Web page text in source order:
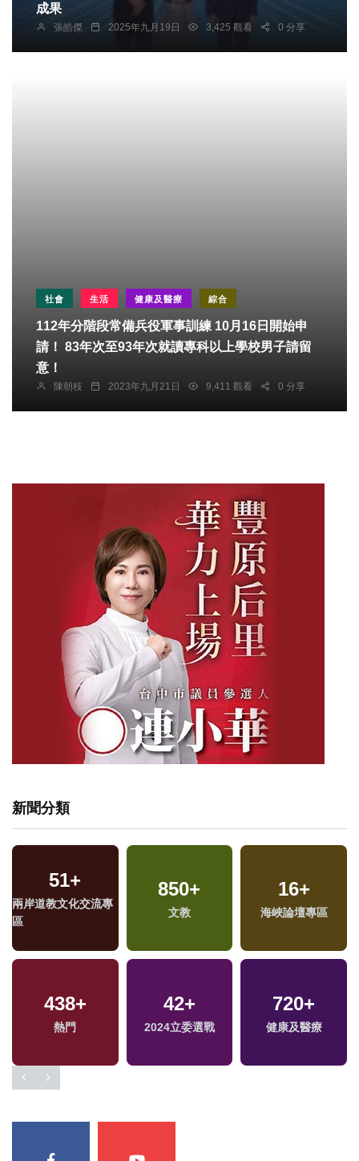
成果
張皓傑 2025年九月19日 3,425 觀看 0 分享
社會 生活 健康及醫療 綜合
112年分階段常備兵役軍事訓練 10月16日開始申
請！ 83年次至93年次就讀專科以上學校男子請留
意！
陳朝枝 2023年九月21日 9,411 觀看 0 分享
新聞分類
51+
兩岸道教文化交流專
區
850+
文教
16+
海峽論壇專區
438+
熱門
42+
2024立委選戰
720+
健康及醫療